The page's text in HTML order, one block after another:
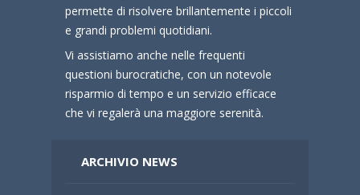
permette di risolvere brillantemente i piccoli
e grandi problemi quotidiani.
Vi assistiamo anche nelle frequenti
questioni burocratiche, con un notevole
risparmio di tempo e un servizio efficace
che vi regalerà una maggiore serenità.
ARCHIVIO NEWS